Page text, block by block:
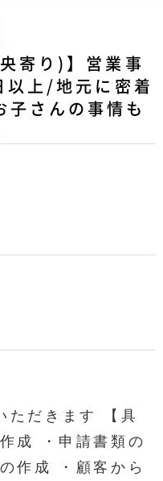
寄り)】営業事
以上/地元に密着
子さんの事情も
ただきます 【具
成 ・申請書類の
作成 ・顧客から